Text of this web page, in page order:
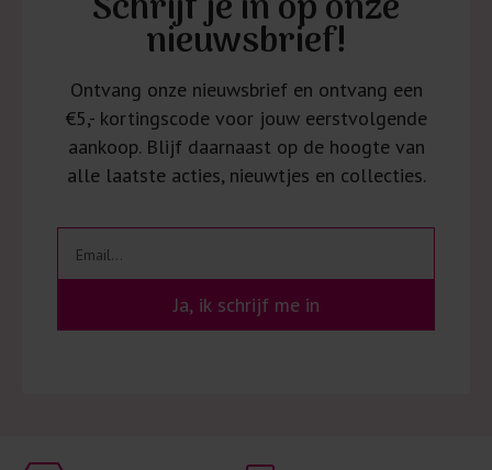
nieuwsbrief!
Ontvang onze nieuwsbrief en ontvang een
€5,- kortingscode voor jouw eerstvolgende
aankoop. Blijf daarnaast op de hoogte van
alle laatste acties, nieuwtjes en collecties.
Ja, ik schrijf me in